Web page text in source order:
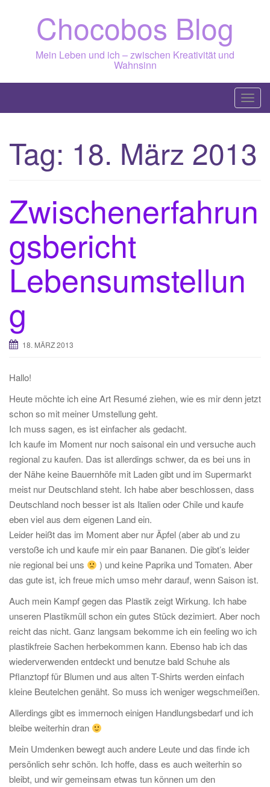
Chocobos Blog
Mein Leben und ich – zwischen Kreativität und
Wahnsinn
T
o
g
l
a
Tag: 18. März 2013
Zwischenerfahrun
gsbericht
Lebensumstellun
g
18. MÄRZ 2013
Hallo!
Heute möchte ich eine Art Resumé ziehen, wie es mir denn jetzt
schon so mit meiner Umstellung geht.
Ich muss sagen, es ist einfacher als gedacht.
Ich kaufe im Moment nur noch saisonal ein und versuche auch
regional zu kaufen. Das ist allerdings schwer, da es bei uns in
der Nähe keine Bauernhöfe mit Laden gibt und im Supermarkt
meist nur Deutschland steht. Ich habe aber beschlossen, dass
Deutschland noch besser ist als Italien oder Chile und kaufe
eben viel aus dem eigenen Land ein.
Leider heißt das im Moment aber nur Äpfel (aber ab und zu
verstoße ich und kaufe mir ein paar Bananen. Die gibt’s leider
nie regional bei uns
) und keine Paprika und Tomaten. Aber
das gute ist, ich freue mich umso mehr darauf, wenn Saison ist.
Auch mein Kampf gegen das Plastik zeigt Wirkung. Ich habe
unseren Plastikmüll schon ein gutes Stück dezimiert. Aber noch
reicht das nicht. Ganz langsam bekomme ich ein feeling wo ich
plastikfreie Sachen herbekommen kann. Ebenso hab ich das
wiederverwenden entdeckt und benutze bald Schuhe als
Pflanztopf für Blumen und aus alten T-Shirts werden einfach
kleine Beutelchen genäht. So muss ich weniger wegschmeißen.
Allerdings gibt es immernoch einigen Handlungsbedarf und ich
bleibe weiterhin dran
Mein Umdenken bewegt auch andere Leute und das finde ich
persönlich sehr schön. Ich hoffe, dass es auch weiterhin so
bleibt, und wir gemeinsam etwas tun können um den